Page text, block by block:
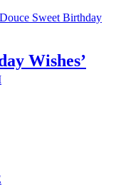
Wishes’